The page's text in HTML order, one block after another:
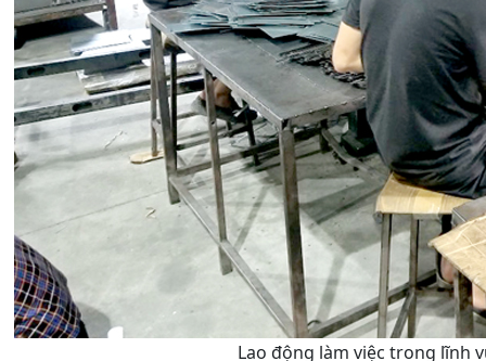
Lao động làm việc trong lĩnh